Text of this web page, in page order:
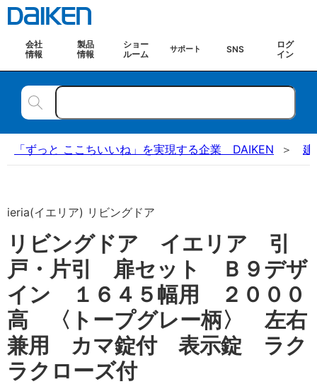
会社
情報
製品
情報
ショー
ルーム
サポート SNS
ログ
イン
「ずっと ここちいいね」を実現する企業 DAIKEN 建
ieria(イエリア) リビングドア
リビングドア イエリア 引
戸・片引 扉セット Ｂ９デザ
イン １６４５幅用 ２０００
高 〈トープグレー柄〉 左右
兼用 カマ錠付 表示錠 ラク
ラクローズ付